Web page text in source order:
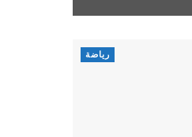
رياضة